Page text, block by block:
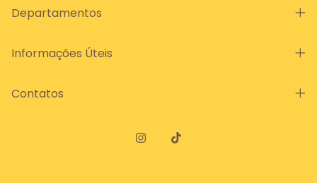
Departamentos
Informações Úteis
Contatos